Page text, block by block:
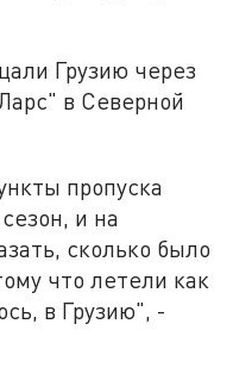
Грузию через
в Северной
пропуска
и на
сколько было
что летели как
в Грузию", -